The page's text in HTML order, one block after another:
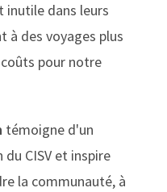
inutile dans leurs
à des voyages plus
pour notre
témoigne d'un
CISV et inspire
la communauté, à